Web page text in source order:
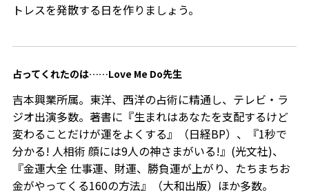
トレスを発散する日を作りましょう。
占ってくれたのは……Love Me Do先生
吉本興業所属。東洋、西洋の占術に精通し、テレビ・ラ
ジオ出演多数。著書に『生まれはあなたを支配するけど
変わることだけが運をよくする』（日経BP）、『1秒で
分かる! 人相術 顔には9人の神さまがいる!』(光文社)、
『金運大全 仕事運、財運、勝負運が上がり、たちまちお
金がやってくる160の方法』（大和出版）ほか多数。